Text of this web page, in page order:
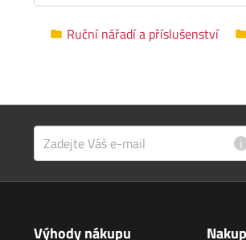
Ruční nářadí a příslušenství
i
Výhody nákupu